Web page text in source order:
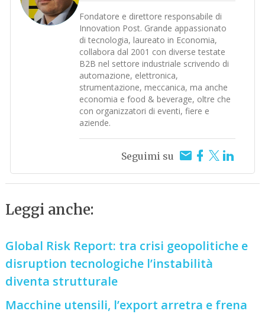
Fondatore e direttore responsabile di
Innovation Post. Grande appassionato
di tecnologia, laureato in Economia,
collabora dal 2001 con diverse testate
B2B nel settore industriale scrivendo di
automazione, elettronica,
strumentazione, meccanica, ma anche
economia e food & beverage, oltre che
con organizzatori di eventi, fiere e
aziende.
Seguimi su
Leggi anche:
Global Risk Report: tra crisi geopolitiche e
disruption tecnologiche l’instabilità
diventa strutturale
Macchine utensili, l’export arretra e frena